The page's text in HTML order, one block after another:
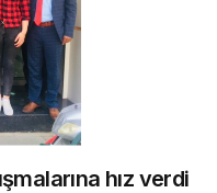
hız verdi